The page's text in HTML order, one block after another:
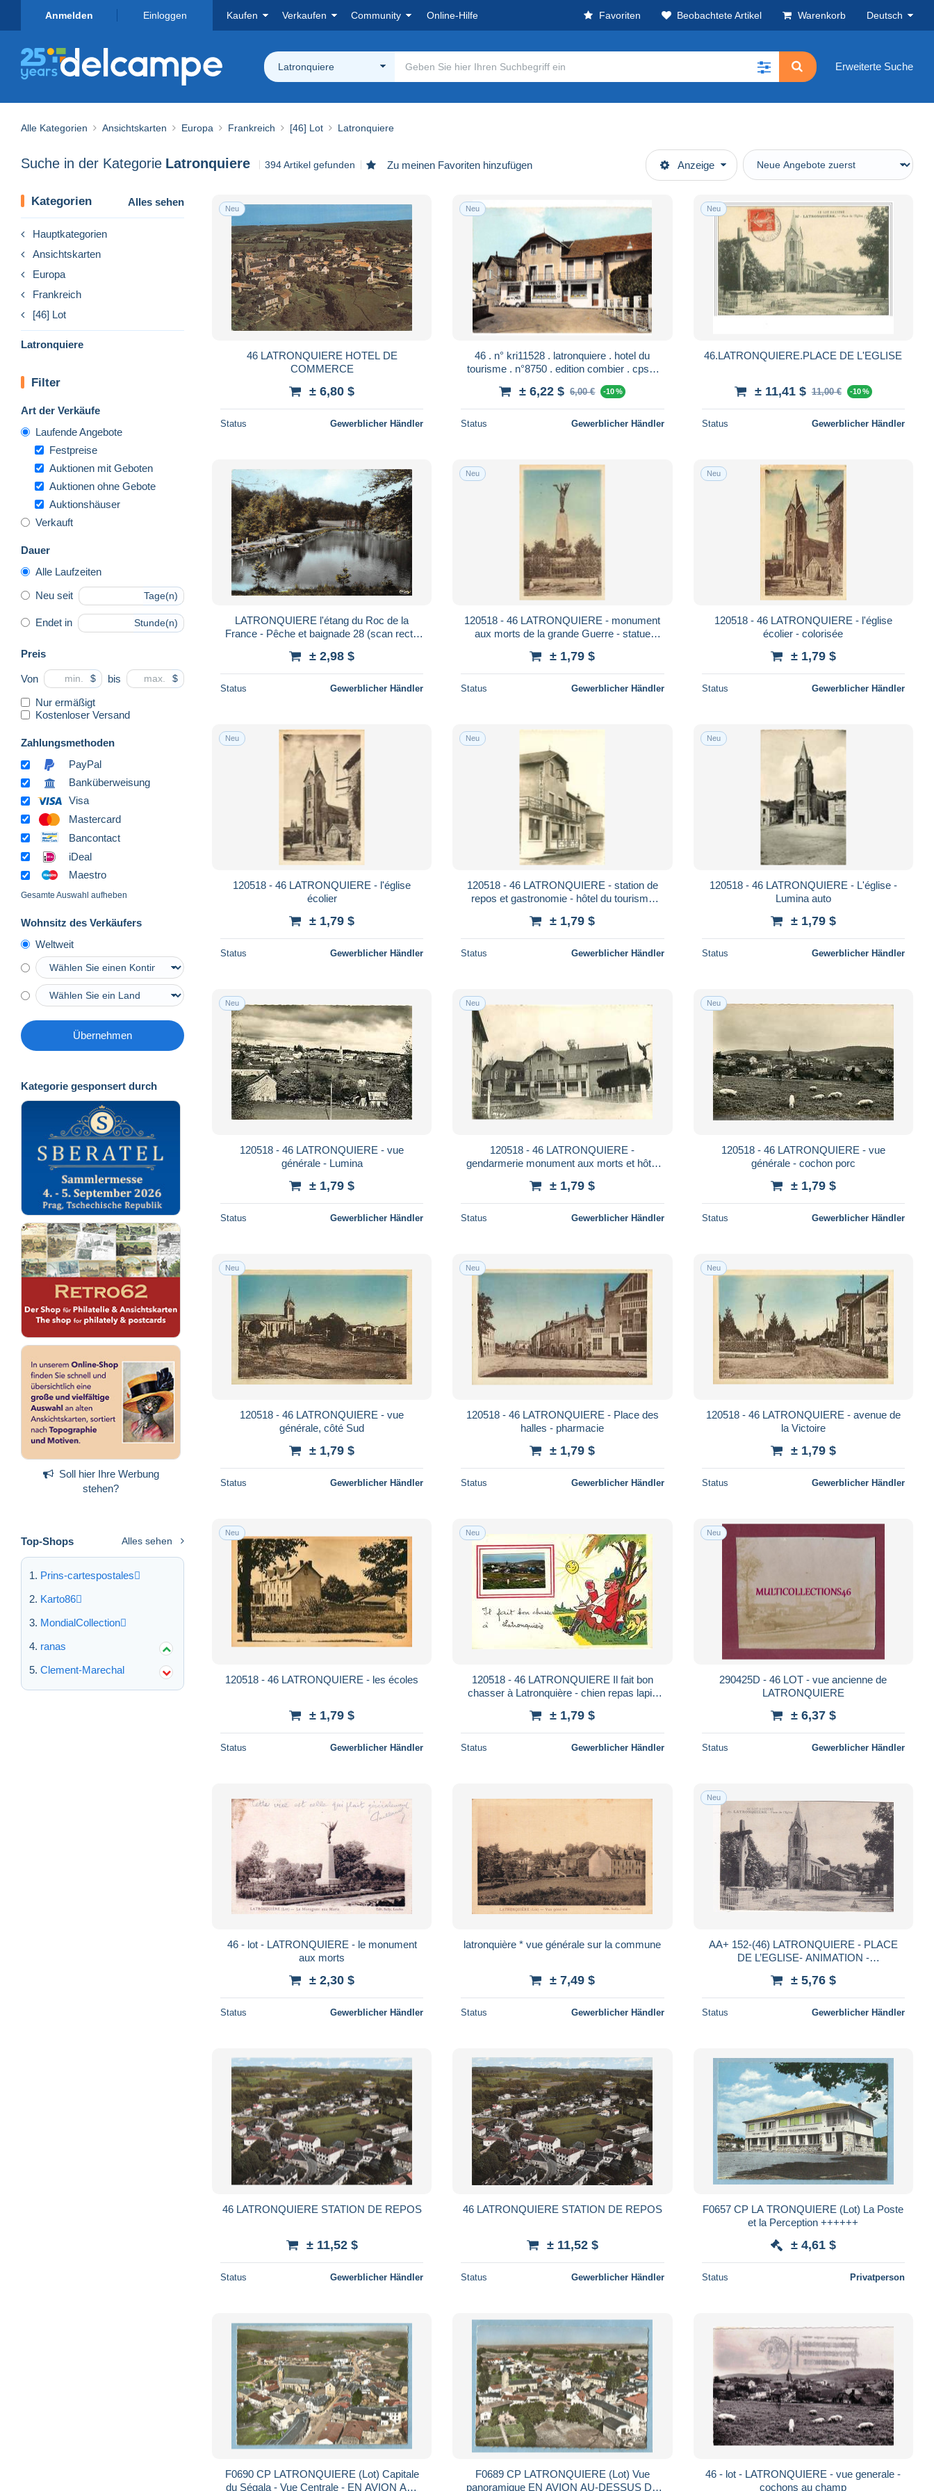
Anmelden Einloggen Kaufen Verkaufen Community Online-Hilfe Favoriten Beobachtete Artikel Warenkorb Deutsch
Latronquiere Erweiterte Suche
Alle Kategorien Ansichtskarten Europa Frankreich [46] Lot Latronquiere
Suche in der Kategorie Latronquiere 394 Artikel gefunden Zu meinen Favoriten hinzufügen Anzeige
Kategorien Alles sehen
Hauptkategorien
Ansichtskarten
Europa
Frankreich
[46] Lot
Latronquiere
Filter
Art der Verkäufe
Laufende Angebote
Festpreise
Auktionen mit Geboten
Auktionen ohne Gebote
Auktionshäuser
Verkauft
Dauer
Alle Laufzeiten
Neu seit Tage(n)
Endet in Stunde(n)
Preis
Von $ bis $
Nur ermäßigt
Kostenloser Versand
Zahlungsmethoden
PayPal
Banküberweisung
Visa
Mastercard
Bancontact
iDeal
Maestro
Gesamte Auswahl aufheben
Wohnsitz des Verkäufers
Weltweit
Übernehmen
Kategorie gesponsert durch
Soll hier Ihre Werbung
stehen?
Top-Shops Alles sehen
Prins-cartespostales
Karto86
MondialCollection
ranas
Clement-Marechal
Neu
46 LATRONQUIERE HOTEL DE
COMMERCE
± 6,80 $
Status Gewerblicher Händler
Neu
46 . n° kri11528 . latronquiere . hotel du
tourisme . n°8750 . edition combier . cpsm
± 6,22 $ 6,00 € -10 %
Status Gewerblicher Händler
Neu
46.LATRONQUIERE.PLACE DE L'EGLISE
± 11,41 $ 11,00 € -10 %
Status Gewerblicher Händler
LATRONQUIERE l'étang du Roc de la
France - Pêche et baignade 28 (scan recto
± 2,98 $
Status Gewerblicher Händler
Neu
120518 - 46 LATRONQUIERE - monument
aux morts de la grande Guerre - statue
± 1,79 $
Status Gewerblicher Händler
Neu
120518 - 46 LATRONQUIERE - l'église
écolier - colorisée
± 1,79 $
Status Gewerblicher Händler
Neu
120518 - 46 LATRONQUIERE - l'église
écolier
± 1,79 $
Status Gewerblicher Händler
Neu
120518 - 46 LATRONQUIERE - station de
repos et gastronomie - hôtel du tourisme
± 1,79 $
Status Gewerblicher Händler
Neu
120518 - 46 LATRONQUIERE - L'église -
Lumina auto
± 1,79 $
Status Gewerblicher Händler
Neu
120518 - 46 LATRONQUIERE - vue
générale - Lumina
± 1,79 $
Status Gewerblicher Händler
Neu
120518 - 46 LATRONQUIERE -
gendarmerie monument aux morts et hôtel
± 1,79 $
Status Gewerblicher Händler
Neu
120518 - 46 LATRONQUIERE - vue
générale - cochon porc
± 1,79 $
Status Gewerblicher Händler
Neu
120518 - 46 LATRONQUIERE - vue
générale, côté Sud
± 1,79 $
Status Gewerblicher Händler
Neu
120518 - 46 LATRONQUIERE - Place des
halles - pharmacie
± 1,79 $
Status Gewerblicher Händler
Neu
120518 - 46 LATRONQUIERE - avenue de
la Victoire
± 1,79 $
Status Gewerblicher Händler
Neu
120518 - 46 LATRONQUIERE - les écoles
± 1,79 $
Status Gewerblicher Händler
Neu
120518 - 46 LATRONQUIERE Il fait bon
chasser à Latronquière - chien repas lapin
± 1,79 $
Status Gewerblicher Händler
Neu
290425D - 46 LOT - vue ancienne de
LATRONQUIERE
± 6,37 $
Status Gewerblicher Händler
46 - lot - LATRONQUIERE - le monument
aux morts
± 2,30 $
Status Gewerblicher Händler
latronquière * vue générale sur la commune
± 7,49 $
Status Gewerblicher Händler
Neu
AA+ 152-(46) LATRONQUIERE - PLACE
DE L’EGLISE- ANIMATION -
± 5,76 $
Status Gewerblicher Händler
46 LATRONQUIERE STATION DE REPOS
± 11,52 $
Status Gewerblicher Händler
46 LATRONQUIERE STATION DE REPOS
± 11,52 $
Status Gewerblicher Händler
F0657 CP LA TRONQUIERE (Lot) La Poste
et la Perception ++++++
± 4,61 $
Status Privatperson
F0690 CP LATRONQUIERE (Lot) Capitale
du Ségala - Vue Centrale - EN AVION AU-
F0689 CP LATRONQUIERE (Lot) Vue
panoramique EN AVION AU-DESSUS DE
46 - lot - LATRONQUIERE - vue generale -
cochons au champ